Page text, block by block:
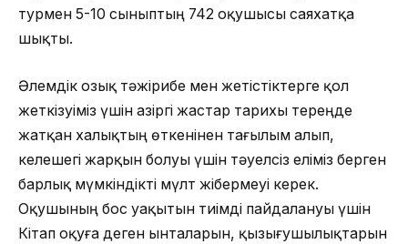
турмен 5-10 сыныптың 742 оқушысы саяхатқа
шықты.
Әлемдік озық тәжірибе мен жетістіктерге қол
жеткізуіміз үшін Қазіргі жастар тарихы тереңде
жатқан халықтың өткенінен тағылым алып,
келешегі жарқын болуы үшін тәуелсіз еліміз берген
барлық мүмкіндікті мүлт жібермеуі керек.
Оқушының бос уақытын тиімді пайдалануы үшін
Кітап оқуға деген ынталарын, қызығушылықтарын